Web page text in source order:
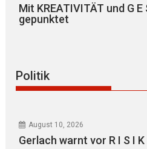
Mit KREATIVITÄT und G E
gepunktet
Politik
August 10, 2026
Gerlach warnt vor R I S I K